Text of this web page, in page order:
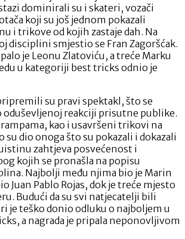
dominirali su i skateri, vozači
koji su još jednom pokazali
i trikove od kojih zastaje dah. Na
disciplini smjestio se Fran Zagoršćak.
je Leonu Zlatoviću, a treće Marku
u kategoriji best tricks odnio je
su pravi spektakl, što se
oduševljenoj reakciji prisutne publike.
kao i usavršeni trikovi na
su dio onoga što su pokazali i dokazali
zahtjeva posvećenost i
kojih se pronašla na popisu
Najbolji među njima bio je Marin
Juan Pablo Rojas, dok je treće mjesto
Budući da su svi natjecatelji bili
je teško donio odluku o najboljem u
a nagrada je pripala neponovljivom